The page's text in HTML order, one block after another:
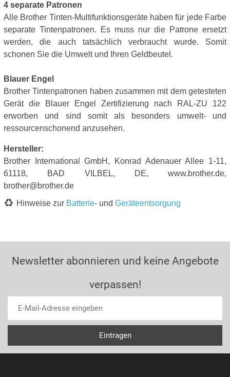
4 separate Patronen
Alle Brother Tinten-Multifunktionsgeräte haben für jede Farbe
separate Tintenpatronen. Es muss nur die Patrone ersetzt
werden, die auch tatsächlich verbraucht wurde. Somit
schonen Sie die Umwelt und Ihren Geldbeutel.
Blauer Engel
Brother Tintenpatronen haben zusammen mit dem getesteten
Gerät die Blauer Engel Zertifizierung nach RAL-ZU 122
erworben und sind somit als besonders umwelt- und
ressourcenschonend anzusehen.
Hersteller:
Brother International GmbH, Konrad Adenauer Allee 1-11,
61118, BAD VILBEL, DE, www.brother.de,
brother@brother.de
Hinweise zur Batterie- und Geräteentsorgung
Newsletter abonnieren und keine Angebote
verpassen!